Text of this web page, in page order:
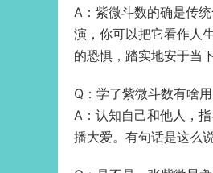
A：紫微斗数的确是传
演，你可以把它看作人
的恐惧，踏实地安于当
Q：学了紫微斗数有啥用
A：认知自己和他人，
播大爱。有句话是这么